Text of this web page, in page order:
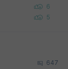
6
5
647